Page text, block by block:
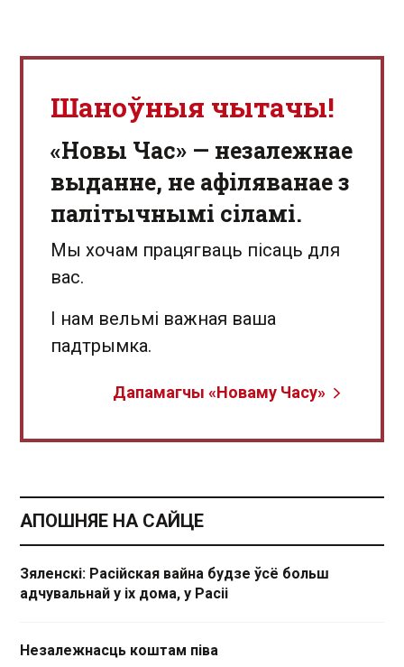
Шаноўныя чытачы!
«Новы Час» — незалежнае
выданне, не афіляванае з
палітычнымі сіламі.
Мы хочам працягваць пісаць для
вас.
І нам вельмі важная ваша
падтрымка.
Дапамагчы «Новаму Часу»
АПОШНЯЕ НА САЙЦЕ
Зяленскі: Расійская вайна будзе ўсё больш
адчувальнай у іх дома, у Расіі
Незалежнасць коштам піва